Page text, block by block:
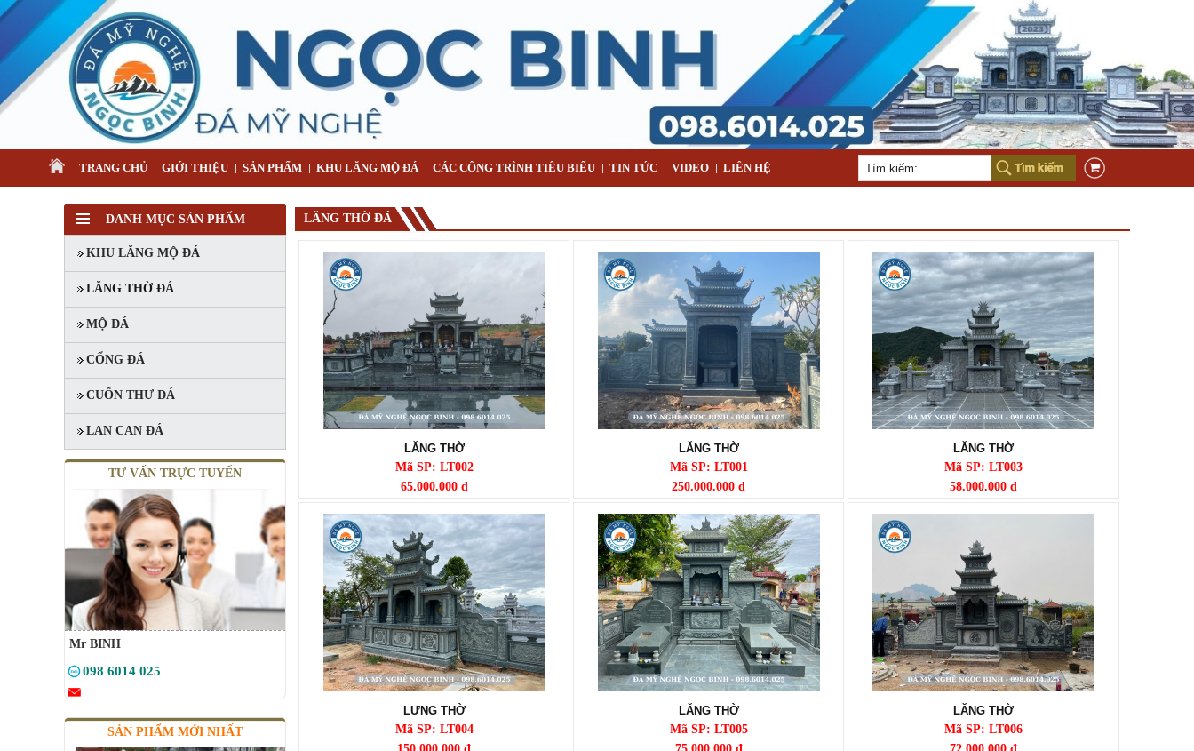
TRANG CHỦ GIỚI THIỆU SẢN PHẨM KHU LĂNG MỘ ĐÁ CÁC CÔNG TRÌNH TIÊU BIỂU TIN TỨC VIDEO LIÊN HỆ
DANH MỤC SẢN PHẨM
KHU LĂNG MỘ ĐÁ
LĂNG THỜ ĐÁ
MỘ ĐÁ
CỔNG ĐÁ
CUỐN THƯ ĐÁ
LAN CAN ĐÁ
TƯ VẤN TRỰC TUYẾN
Mr BINH
098 6014 025
SẢN PHẨM MỚI NHẤT
Mã SP: MMM007
MỘ 1 MÁI
Mã SP: MMM008
20.000.000 đ
LĂNG THỜ ĐÁ
LĂNG THỜ
Mã SP: LT002
65.000.000 đ
LĂNG THỜ
Mã SP: LT001
250.000.000 đ
LĂNG THỜ
Mã SP: LT003
58.000.000 đ
LƯNG THỜ
Mã SP: LT004
LĂNG THỜ
Mã SP: LT005
LĂNG THỜ
Mã SP: LT006